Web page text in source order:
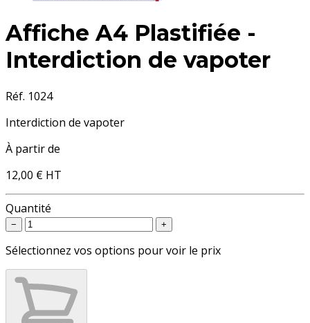
Affiche A4 Plastifiée -
Interdiction de vapoter
Réf. 1024
Interdiction de vapoter
À partir de
12,00 € HT
Quantité
− +
Sélectionnez vos options pour voir le prix